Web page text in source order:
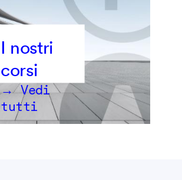
→ Vedi
tutti